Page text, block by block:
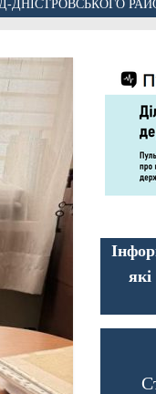
ДНІСТРОВСЬКОГО